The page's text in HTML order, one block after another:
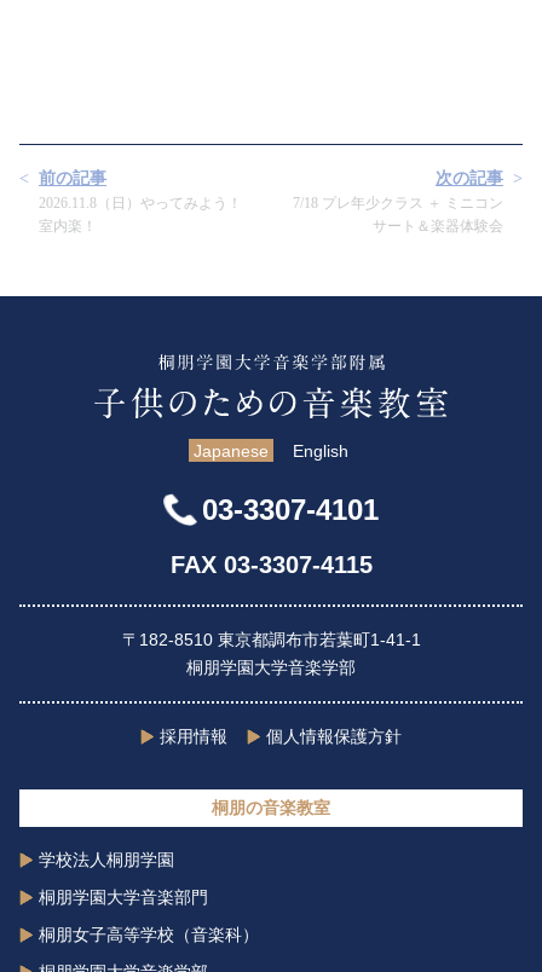
前の記事
2026.11.8（日）やってみよう！
室内楽！
次の記事
7/18 プレ年少クラス ＋ ミニコン
サート＆楽器体験会
Japanese English
03-3307-4101
FAX 03-3307-4115
〒182-8510 東京都調布市若葉町1-41-1
桐朋学園大学音楽学部
採用情報 個人情報保護方針
桐朋の音楽教室
学校法人桐朋学園
桐朋学園大学音楽部門
桐朋女子高等学校（音楽科）